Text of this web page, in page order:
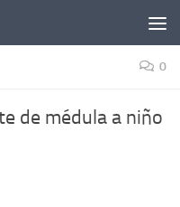
0
de médula a niño